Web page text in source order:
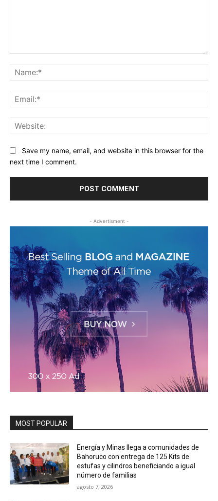
Save my name, email, and website in this browser for the
next time I comment.
- Advertisment -
MOST POPULAR
Energía y Minas llega a comunidades de
Bahoruco con entrega de 125 Kits de
estufas y cilindros beneficiando a igual
número de familias
agosto 7, 2026